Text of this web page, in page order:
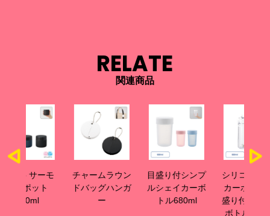
RELATE
関連商品
チャームラウン
ドバッグハンガ
目盛り付シンプ
ルシェイカーボ
シリコンシェイ
カーボール+目
盛り付ハンドル
ボトル セット